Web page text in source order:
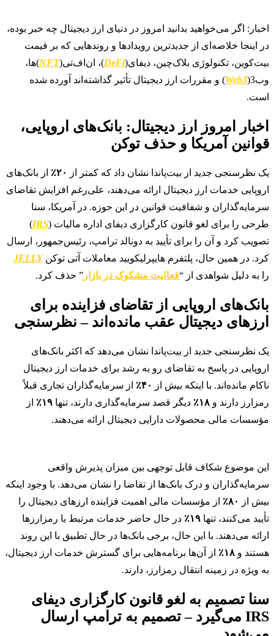
اخبار: اگر می‌خواهید بدانید امروز در دنیای ارز دیجیتال چه خبر بوده،
در اینجا خلاصه‌ای از جدیدترین رویدادها و روندهایی که بر قیمت
بیت‌کوین، تکنولوژی بلاک‌چین، دیفای(DeFi)، ان‌اف‌تی‌(NFT)ها،
وب3(
Web3) و مقررات ارز دیجیتال تأثیر گذاشته‌اند آورده شده
است.
اخبار امروز ارز دیجیتال: بانک‌های اروپایی،
قوانین آمریکا و حذف توکن
یک نظرسنجی جدید از بیت‌پاندا نشان داد که کمتر از ۲۰٪
از بانک‌های
اروپایی خدمات ارز دیجیتال ارائه می‌دهند، علی‌رغم افزایش تقاضای
سرمایه‌گذاران و شفافیت قوانین در این حوزه. در آمریکا، سنا
طرحی را برای لغو قانون کارگزاری دیفای اداره مالیات (IRS
)
تصویب کرد و آن را برای تأیید به دونالد ترامپ، رئیس‌جمهور، ارسال
کرد. در همین حال، پلتفرم هایپرلیکویید معاملات آتی توکنJELLY
را به دلیل شواهدی از “فعالیت مشکوک در بازار ” حذف کرد.
بانک‌های اروپایی از تقاضای فزاینده برای
ارزهای دیجیتال عقب مانده‌اند – نظرسنجی
یک نظرسنجی جدید از بیت‌پاندا نشان می‌دهد که اکثر بانک‌های
اروپایی در پاسخ به تقاضای رو به رشد برای خدمات ارز دیجیتال
ناکام مانده‌اند. با اینکه بیش از
۴۰٪
از سرمایه‌گذاران تجاری قبلاً
رمزارز دارند و ۱۸٪ دیگر قصد سرمایه‌گذاری دارند، تنها ۱۹٪
از
مؤسسات مالی محصولات دارایی دیجیتال ارائه می‌دهند.
این موضوع شکاف قابل توجهی بین میزان پذیرش واقعی
سرمایه‌گذاران و درک بانک‌ها از تقاضا را نشان می‌دهد. با وجود اینکه
بیش از
۸۰٪
از مؤسسات مالی اهمیت فزاینده ارزهای دیجیتال را
تأیید می‌کنند، تنها ۱۹٪
در حال حاضر خدمات مرتبط با رمزارزها
ارائه می‌دهند. با این حال، برخی بانک‌ها در حال تطبیق با این روند
هستند و ۱۸٪
از آن‌ها برنامه‌هایی برای گسترش خدمات ارز دیجیتال،
به ویژه در زمینه انتقال رمزارز، دارند.
سنا تصمیم به لغو قانون کارگزاری دیفای
IRS می‌گیرد – تصمیم به ترامپ ارسال